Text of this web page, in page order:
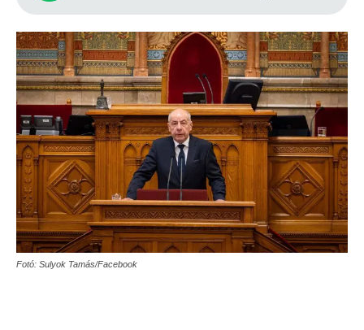
Fotó: Sulyok Tamás/Facebook